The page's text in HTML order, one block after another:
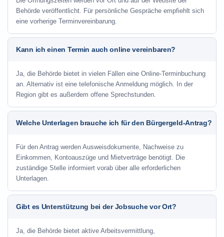
Behörde veröffentlicht. Für persönliche Gespräche empfiehlt sich
eine vorherige Terminvereinbarung.
Kann ich einen Termin auch online vereinbaren?
Ja, die Behörde bietet in vielen Fällen eine Online-Terminbuchung
an. Alternativ ist eine telefonische Anmeldung möglich. In der
Region gibt es außerdem offene Sprechstunden.
Welche Unterlagen brauche ich für den Bürgergeld-Antrag?
Für den Antrag werden Ausweisdokumente, Nachweise zu
Einkommen, Kontoauszüge und Mietverträge benötigt. Die
zuständige Stelle informiert vorab über alle erforderlichen
Unterlagen.
Gibt es Unterstützung bei der Jobsuche vor Ort?
Ja, die Behörde bietet aktive Arbeitsvermittlung,